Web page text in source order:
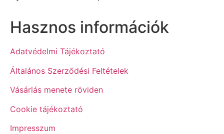
Hasznos információk
Adatvédelmi Tájékoztató
Általános Szerződési Feltételek
Vásárlás menete röviden
Cookie tájékoztató
Impresszum